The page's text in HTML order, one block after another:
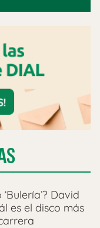
David
es el disco más